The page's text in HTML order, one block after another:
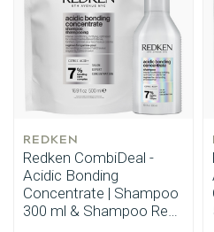
REDKEN
Redken CombiDeal -
Acidic Bonding
Concentrate | Shampoo
300 ml & Shampoo Refill